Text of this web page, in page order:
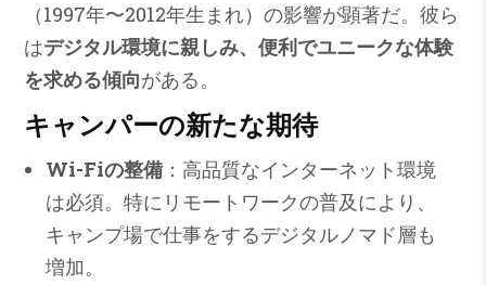
（1997年〜2012年生まれ）の影響が顕著だ。彼ら
はデジタル環境に親しみ、便利でユニークな体験
を求める傾向がある。
キャンパーの新たな期待
Wi-Fiの整備：高品質なインターネット環境
は必須。特にリモートワークの普及により、
キャンプ場で仕事をするデジタルノマド層も
増加。